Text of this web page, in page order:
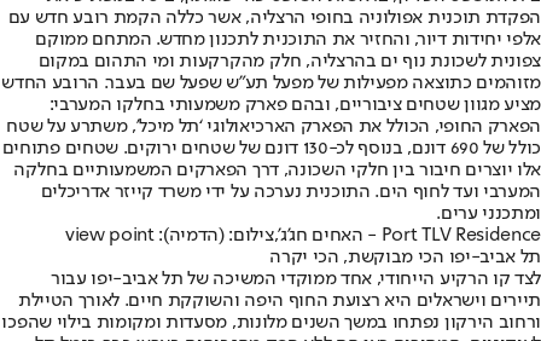
הפקדת תוכנית אפולוניה בחופי הרצליה, אשר כללה הקמת רובע חדש עם
אלפי יחידות דיור, והחזיר את התוכנית לתכנון מחדש. המתחם ממוקם
צפונית לשכונת נוף ים בהרצליה, חלק מהקרקעות ומי התהום במקום
מזוהמים כתוצאה מפעילות של מפעל תע"ש שפעל שם בעבר. הרובע החדש
מציע מגוון שטחים ציבוריים, ובהם פארק משמעותי בחלקו המערבי:
הפארק החופי, הכולל את הפארק הארכיאולוגי ‘תל מיכל’, משתרע על שטח
כולל של 690 דונם, בנוסף לכ-130 דונם של שטחים ירוקים. שטחים פתוחים
אלו יוצרים חיבור בין חלקי השכונה, דרך הפארקים המשמעותיים בחלקה
המערבי ועד לחוף הים. התוכנית נערכה על ידי משרד קייזר אדריכלים
ומתכנני ערים.
Port TLV Residence - האחים חג'ג',צילום: (הדמיה): view point
תל אביב-יפו הכי מבוקשת, הכי יקרה
לצד קו הרקיע הייחודי, אחד ממוקדי המשיכה של תל אביב-יפו עבור
תיירים וישראלים היא רצועת החוף היפה והשוקקת חיים. לאורך הטיילת
ורחוב הירקון נפתחו במשך השנים מלונות, מסעדות ומקומות בילוי שהפכו